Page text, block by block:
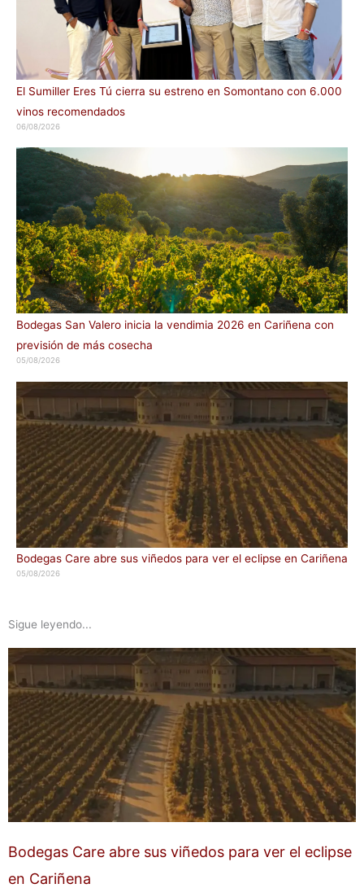
El Sumiller Eres Tú cierra su estreno en Somontano con 6.000
vinos recomendados
06/08/2026
Bodegas San Valero inicia la vendimia 2026 en Cariñena con
previsión de más cosecha
05/08/2026
Bodegas Care abre sus viñedos para ver el eclipse en Cariñena
05/08/2026
Sigue leyendo...
Bodegas Care abre sus viñedos para ver el eclipse
en Cariñena